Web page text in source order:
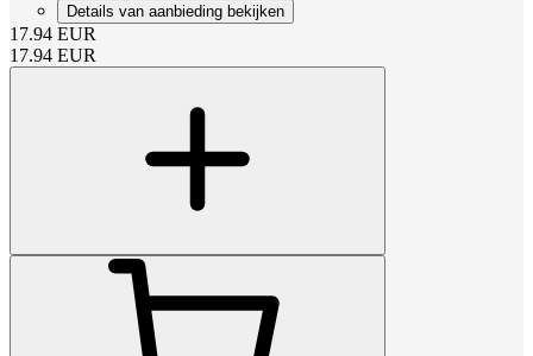
Details van aanbieding bekijken
17.94 EUR
17.94 EUR